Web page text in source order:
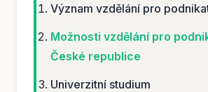
Význam vzdělání pro
Možnosti vzdělání pro
České republice
Univerzitní studium